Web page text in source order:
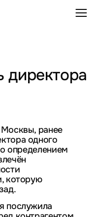
директора
ранее
одного
определением
которую
послужила